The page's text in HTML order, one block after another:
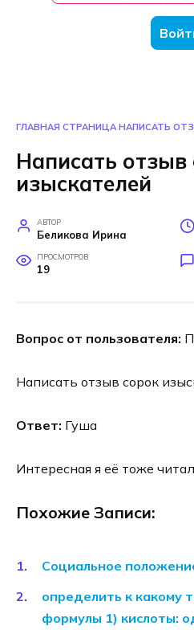
ГЛАВНАЯ СТРАНИЦА НАПИСАТЬ
Написать отзыв
изыскателей
АВТОР
Беликова Ирина
ПРОСМОТРОВ
19
Вопрос от пользователя:
Написать отзыв сорок
Ответ: Гуша
Интересная я её тоже
Похожие Записи:
Социальное
определить к какому
формулы 1) кислоты: